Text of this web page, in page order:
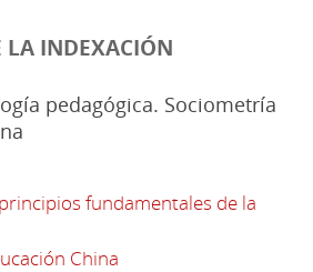
INDEXACIÓN
pedagógica. Sociometría
fundamentales de la
China